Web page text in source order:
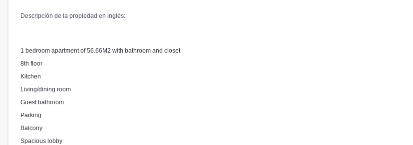
Descripción de la propiedad en inglés:
1 bedroom apartment of 56.66M2 with bathroom and closet
8th floor
Kitchen
Living/dining room
Guest bathroom
Parking
Balcony
Spacious lobby